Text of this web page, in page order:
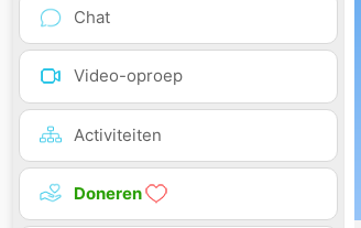
Chat
Video-oproep
Activiteiten
Doneren